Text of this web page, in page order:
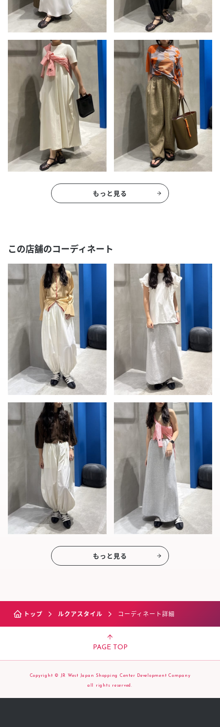
もっと見る
この店舗のコーディネート
もっと見る
トップ ルクアスタイル コーディネート詳細
PAGE TOP
Copyright © JR West Japan Shopping Center Development Company
all rights reserved.